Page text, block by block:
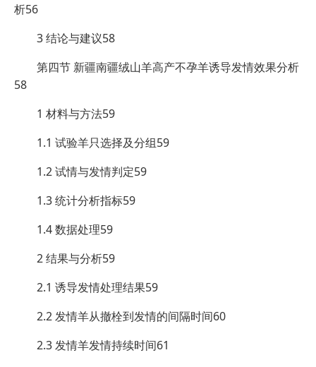
析56
3 结论与建议58
第四节 新疆南疆绒山羊高产不孕羊诱导发情效果分析
58
1 材料与方法59
1.1 试验羊只选择及分组59
1.2 试情与发情判定59
1.3 统计分析指标59
1.4 数据处理59
2 结果与分析59
2.1 诱导发情处理结果59
2.2 发情羊从撤栓到发情的间隔时间60
2.3 发情羊发情持续时间61